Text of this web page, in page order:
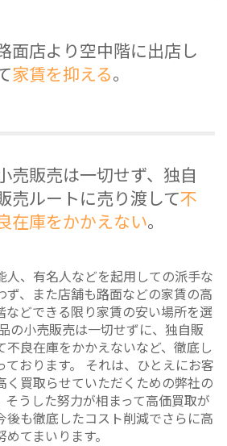
面店より空中階に出店し
家賃を抑える。
売販売は一切せず、独自
売ルートに売り渡して不
在庫をかかえない。
人、有名人などを起用しての派手な
ず、また店舗も路面などの家賃の高
などできる限り家賃の安い場所を選
の小売販売は一切せずに、独自販
不良在庫をかかえないなど、徹底し
ております。 それは、ひとえにお客
く買取らせていただくための弊社の
うした努力が相まって高価買取が
後も徹底したコスト削減でさらに高
てまいります。